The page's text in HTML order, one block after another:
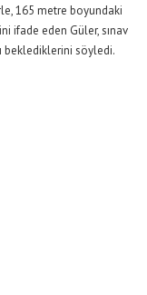
165 metre boyundaki
ifade eden Güler, sınav
beklediklerini söyledi.